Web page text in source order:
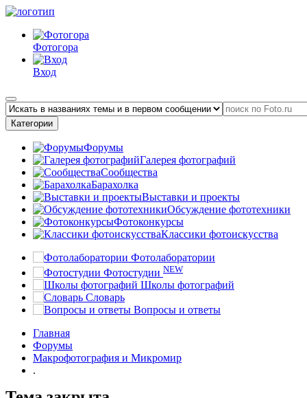
Фотогора
Вход
Категории
Форумы
Галерея фотографий
Сообщества
Барахолка
Выставки и проекты
Обсуждение фототехники
Фотоконкурсы
Классики фотоискусства
Фотолаборатории
Фотостудии NEW
Школы фотографий
Словарь
Вопросы и ответы
Главная
Форумы
Макрофотография и Микромир
.